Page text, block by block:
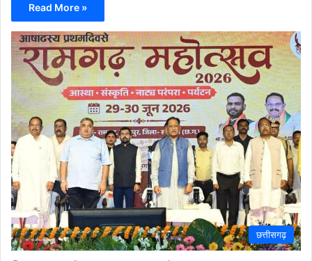
Read More »
छत्तीसगढ़